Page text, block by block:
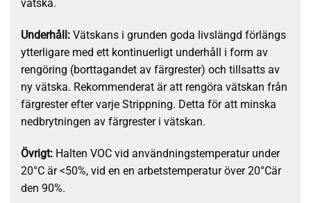
vätska.
Underhåll: Vätskans i grunden goda livslängd förlängs
ytterligare med ett kontinuerligt underhåll i form av
rengöring (borttagandet av färgrester) och tillsatts av
ny vätska. Rekommenderat är att rengöra vätskan från
färgrester efter varje Strippning. Detta för att minska
nedbrytningen av färgrester i vätskan.
Övrigt: Halten VOC vid användningstemperatur under
20°C är <50%, vid en en arbetstemperatur över 20°Cär
den 90%.